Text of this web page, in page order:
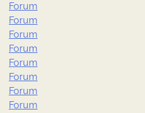
Forum
Forum
Forum
Forum
Forum
Forum
Forum
Forum